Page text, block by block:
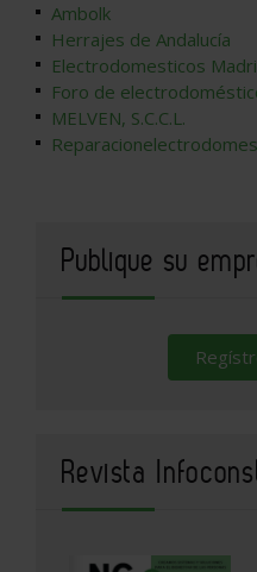
Ambolk
Herrajes de Andalucía
Electrodomesticos
Foro de
MELVEN, S.C.C.L.
Publique su
Revista